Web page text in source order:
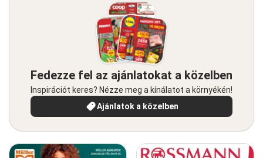
Fedezze fel az ajánlatokat a közelben
Inspirációt keres? Nézze meg a kínálatot a környékén!
Ajánlatok a közelben